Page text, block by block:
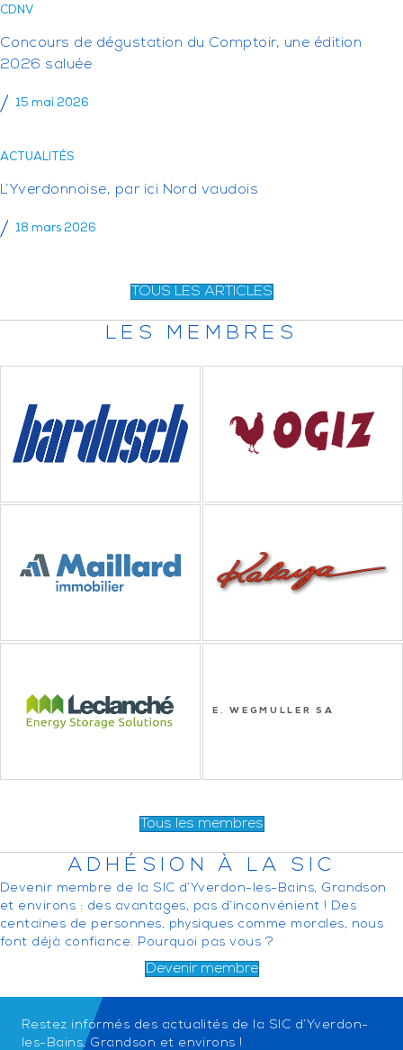
CDNV
Concours de dégustation du Comptoir, une édition
2026 saluée
15 mai 2026
ACTUALITÉS
L’Yverdonnoise, par ici Nord vaudois
18 mars 2026
TOUS LES ARTICLES
LES MEMBRES
E. WEGMULLER SA
Tous les membres
ADHÉSION À LA SIC
Devenir membre de la SIC d’Yverdon-les-Bains, Grandson
et environs : des avantages, pas d’inconvénient ! Des
centaines de personnes, physiques comme morales, nous
font déjà confiance. Pourquoi pas vous ?
Devenir membre
Restez informés des actualités de la SIC d’Yverdon-
les-Bains, Grandson et environs !